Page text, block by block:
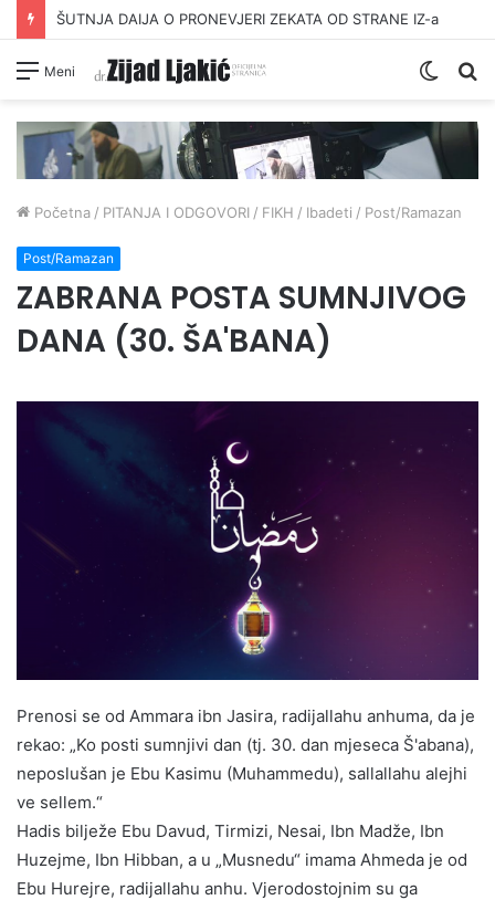
ŠUTNJA DAIJA O PRONEVJERI ZEKATA OD STRANE IZ-a
Meni
Switch
Početna / PITANJA I ODGOVORI / FIKH / Ibadeti / Post/Ramazan
Post/Ramazan
ZABRANA POSTA SUMNJIVOG
DANA (30. ŠA'BANA)
Prenosi se od Ammara ibn Jasira, radijallahu anhuma, da je
rekao: „Ko posti sumnjivi dan (tj. 30. dan mjeseca Š'abana),
neposlušan je Ebu Kasimu (Muhammedu), sallallahu alejhi
ve sellem.“
Hadis bilježe Ebu Davud, Tirmizi, Nesai, Ibn Madže, Ibn
Huzejme, Ibn Hibban, a u „Musnedu“ imama Ahmeda je od
Ebu Hurejre, radijallahu anhu. Vjerodostojnim su ga